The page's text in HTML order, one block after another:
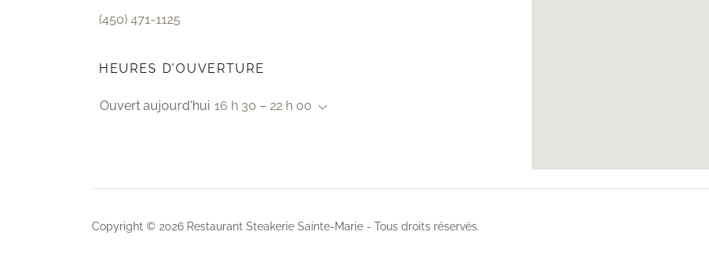
(450) 471-1125
HEURES D'OUVERTURE
Ouvert aujourd'hui 16 h 30 – 22 h 00
Copyright © 2026 Restaurant Steakerie Sainte-Marie - Tous droits réservés.